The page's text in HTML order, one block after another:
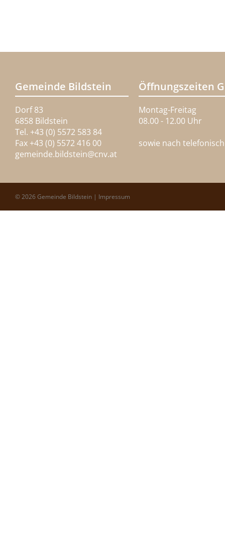
Gemeinde Bildstein
Dorf 83
6858 Bildstein
Tel. +43 (0) 5572 583 84
Fax +43 (0) 5572 416 00
gemeinde.bildstein@cnv.at
Öffnungszeiten
Montag-Freitag
08.00 - 12.00 Uhr
sowie nach
© 2026 Gemeinde Bildstein | Impressum